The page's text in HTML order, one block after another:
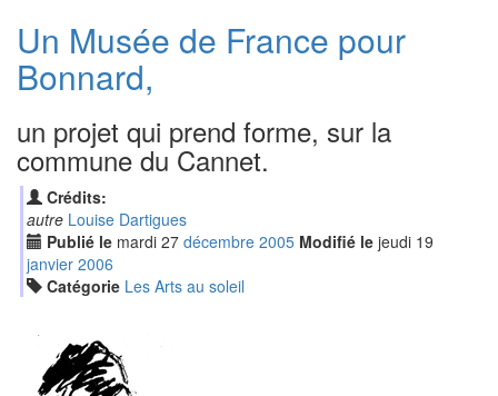
Un Musée de France pour
Bonnard,
un projet qui prend forme, sur la
commune du Cannet.
Crédits:
autre Louise Dartigues
Publié le mardi 27 décembre 2005 Modifié le jeudi 19
janvier 2006
Catégorie Les Arts au soleil